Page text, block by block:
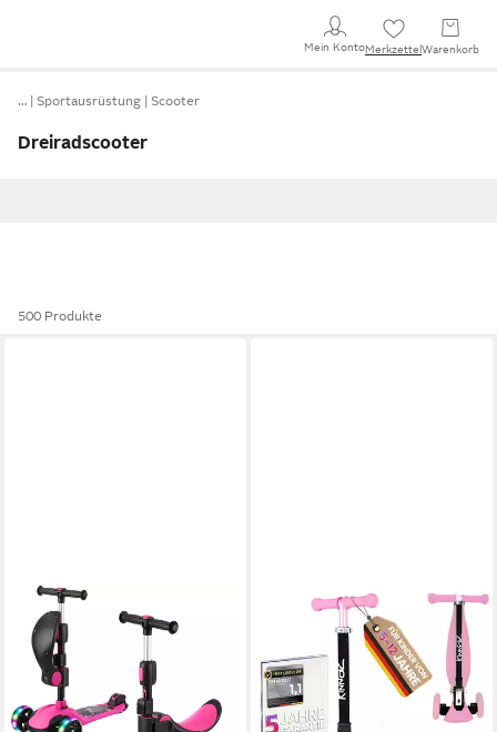
Mein KontoMerkzettel Warenkorb
… Sportausrüstung Scooter
Dreiradscooter
500 Produkte
BREMTOY
Dreiradscooter Kinderroller
Tretroller Faltbarer Scooter 1-
14 Jahre
50,00 kg max. Benutzergewicht
KINNAZ
Dreiradscooter ab 5 Jahre,
LED Räder, Höhe flexibel,
faltbar, Roller Scooter
Garantie